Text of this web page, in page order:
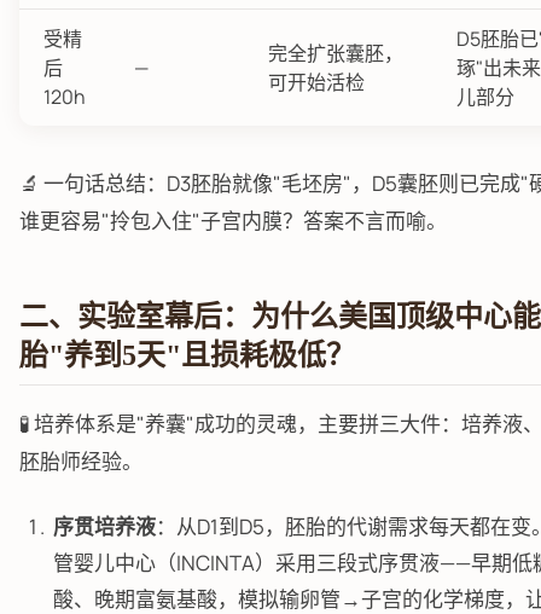
受精
后
120h
—
完全扩张囊胚，
可开始活检
D5胚胎
琢"出未
儿部分
🔬 一句话总结：D3胚胎就像"毛坯房"，D5囊胚则已完成"
谁更容易"拎包入住"子宫内膜？答案不言而喻。
二、实验室幕后：为什么美国顶级中心
胎"养到5天"且损耗极低？
🧪 培养体系是"养囊"成功的灵魂，主要拼三大件：培养液
胚胎师经验。
序贯培养液：从D1到D5，胚胎的代谢需求每天都在变
管婴儿中心（INCINTA）采用三段式序贯液——早期低
酸、晚期富氨基酸，模拟输卵管→子宫的化学梯度，